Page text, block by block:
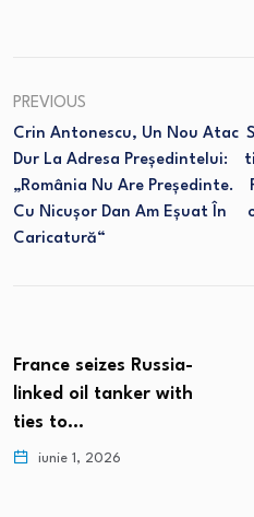
PREVIOUS
Crin Antonescu, Un Nou Atac
Dur La Adresa Președintelui:
„România Nu Are Președinte.
Cu Nicușor Dan Am Eșuat În
Caricatură“
France seizes Russia-
linked oil tanker with
ties to…
iunie 1, 2026